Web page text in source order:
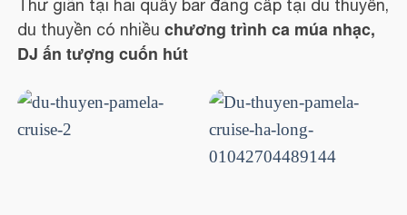
Thư giãn tại hai quầy bar đẳng cấp tại du thuyền,
du thuyền có nhiềuchương trình ca múa nhạc,
DJ ấn tượng cuốn hút